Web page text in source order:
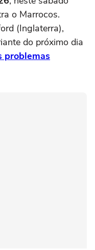
o Marrocos.
(Inglaterra),
do próximo dia
problemas